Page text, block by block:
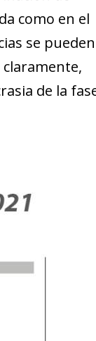
como en el
se pueden
de la